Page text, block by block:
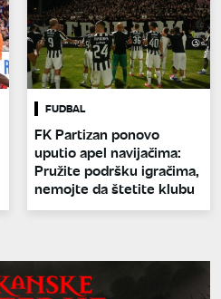
FUDBAL
FK Partizan ponovo
uputio apel navijačima:
Pružite podršku igračima,
nemojte da štetite klubu